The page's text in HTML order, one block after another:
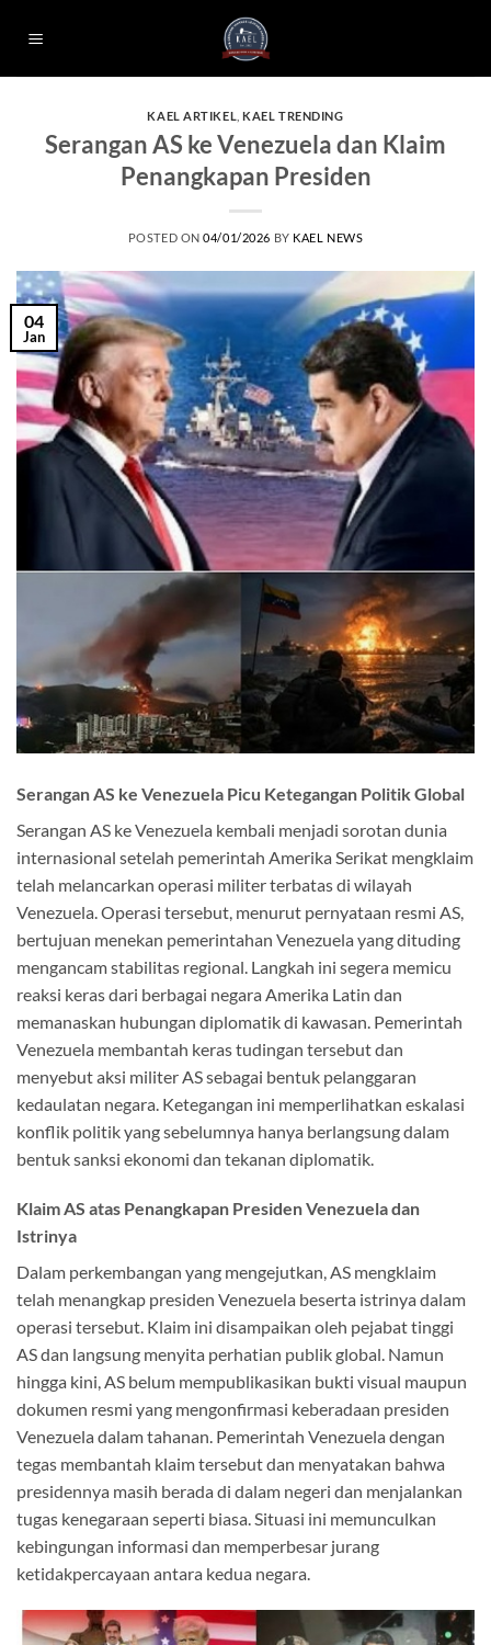
KAEL ARTIKEL ,KAEL TRENDING
Serangan AS ke Venezuela dan Klaim
Penangkapan Presiden
POSTED ON04/01/2026 BY KAEL NEWS
04
Jan
Serangan AS ke Venezuela Picu Ketegangan Politik Global
Serangan AS ke Venezuela kembali menjadi sorotan dunia
internasional setelah pemerintah Amerika Serikat mengklaim
telah melancarkan operasi militer terbatas di wilayah
Venezuela. Operasi tersebut, menurut pernyataan resmi AS,
bertujuan menekan pemerintahan Venezuela yang dituding
mengancam stabilitas regional. Langkah ini segera memicu
reaksi keras dari berbagai negara Amerika Latin dan
memanaskan hubungan diplomatik di kawasan. Pemerintah
Venezuela membantah keras tudingan tersebut dan
menyebut aksi militer AS sebagai bentuk pelanggaran
kedaulatan negara. Ketegangan ini memperlihatkan eskalasi
konflik politik yang sebelumnya hanya berlangsung dalam
bentuk sanksi ekonomi dan tekanan diplomatik.
Klaim AS atas Penangkapan Presiden Venezuela dan
Istrinya
Dalam perkembangan yang mengejutkan, AS mengklaim
telah menangkap presiden Venezuela beserta istrinya dalam
operasi tersebut. Klaim ini disampaikan oleh pejabat tinggi
AS dan langsung menyita perhatian publik global. Namun
hingga kini, AS belum mempublikasikan bukti visual maupun
dokumen resmi yang mengonfirmasi keberadaan presiden
Venezuela dalam tahanan. Pemerintah Venezuela dengan
tegas membantah klaim tersebut dan menyatakan bahwa
presidennya masih berada di dalam negeri dan menjalankan
tugas kenegaraan seperti biasa. Situasi ini memunculkan
kebingungan informasi dan memperbesar jurang
ketidakpercayaan antara kedua negara.